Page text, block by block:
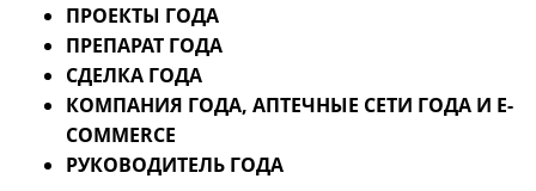
ПРОЕКТЫ ГОДА
ПРЕПАРАТ ГОДА
СДЕЛКА ГОДА
КОМПАНИЯ ГОДА, АПТЕЧНЫЕ СЕТИ ГОДА И E-
COMMERCE
РУКОВОДИТЕЛЬ ГОДА